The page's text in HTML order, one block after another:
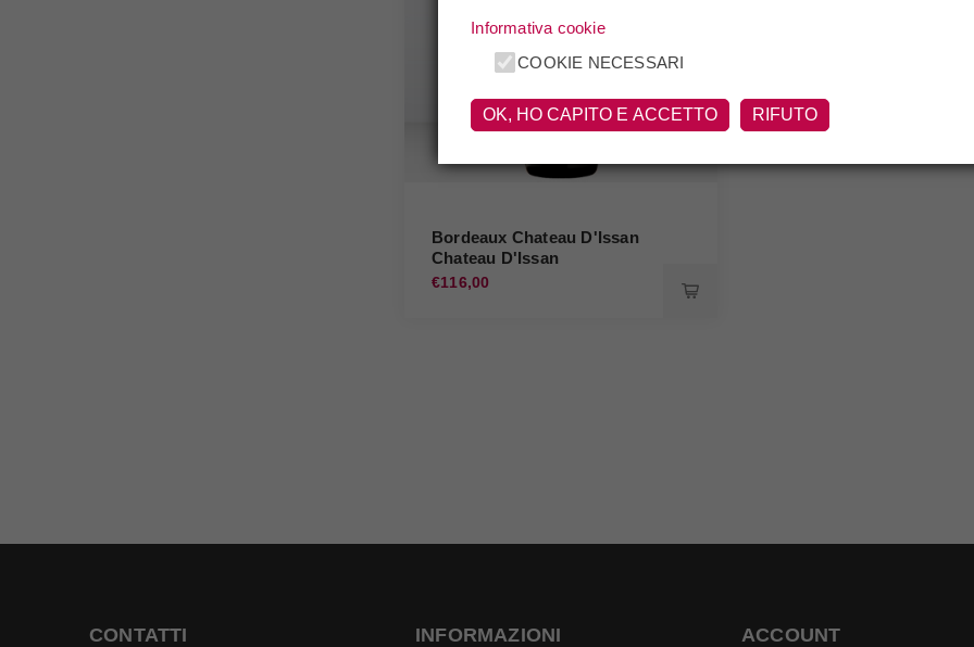
Bordeaux Chateau D'Issan
Chateau D'Issan
€116,00
CONTATTI INFORMAZIONI ACCOUNT
Informativa cookie
COOKIE NECESSARI
OK, HO CAPITO E ACCETTO RIFUTO